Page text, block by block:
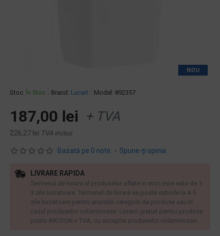
NOU
Stoc: În Stoc Brand: Lucart Model: 892357
Bazată pe 0 note. - Spune-ţi opinia
187,00 lei + TVA
226,27 lei TVA inclus
LIVRARE RAPIDA
Termenul de livrare al produselor aflate in stoc este este de 1-
3 zile lucratoare. Termenul de livrare se poate extinde la 4-5
zile lucratoare pentru anumite categorii de produse sau in
cazul produselor voluminoase. Livram gratuit pentru produse
peste 490 RON + TVA, cu exceptia produselor voluminoase.